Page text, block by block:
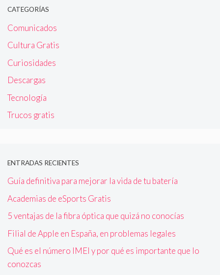
CATEGORÍAS
Comunicados
Cultura Gratis
Curiosidades
Descargas
Tecnología
Trucos gratis
ENTRADAS RECIENTES
Guía definitiva para mejorar la vida de tu batería
Academias de eSports Gratis
5 ventajas de la fibra óptica que quizá no conocías
Filial de Apple en España, en problemas legales
Qué es el número IMEI y por qué es importante que lo
conozcas